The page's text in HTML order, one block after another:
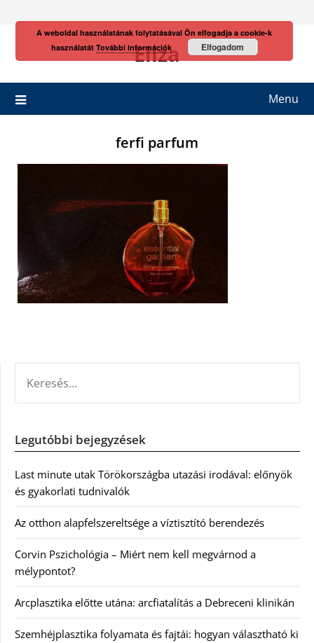
Eliza
Menu
ferfi parfum
Legutóbbi bejegyzések
Last minute utak Törökországba utazási irodával: előnyök
és gyakorlati tudnivalók
Az otthon alapfelszereltsége a víztisztító berendezés
Corvin Pszichológia – Miért nem kell megvárnod a
mélypontot?
Arcplasztika előtte utána: arcfiatalítás a Debreceni klinikán
Szemhéjplasztika folyamata és fajtái: hogyan választható ki
A weboldal használatának folytatásával Ön elfogadja a cookie-k
használatát További információk Elfogadom